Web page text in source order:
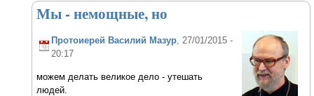
Мы - немощные, но
Протоиерей Василий Мазур , 27/01/2015 -
20:17
можем делать великое дело - утешать
людей.